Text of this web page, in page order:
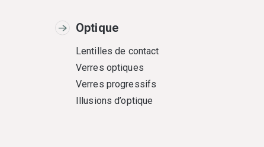
Optique
Lentilles de contact
Verres optiques
Verres progressifs
Illusions d’optique